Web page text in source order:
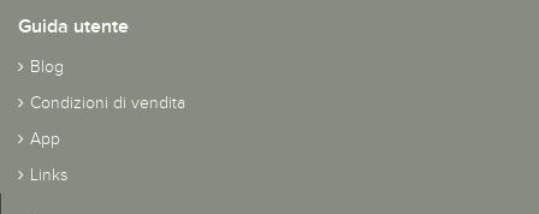
Guida utente
Blog
Condizioni di vendita
App
Links